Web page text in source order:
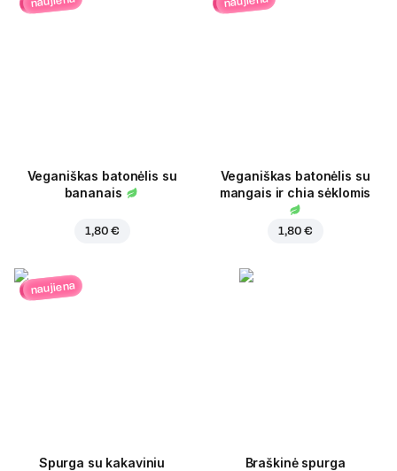
Veganiškas batonėlis su
bananais
1,80 €
Veganiškas batonėlis su
mangais ir chia sėklomis
1,80 €
naujiena
Spurga su kakaviniu
Braškinė spurga